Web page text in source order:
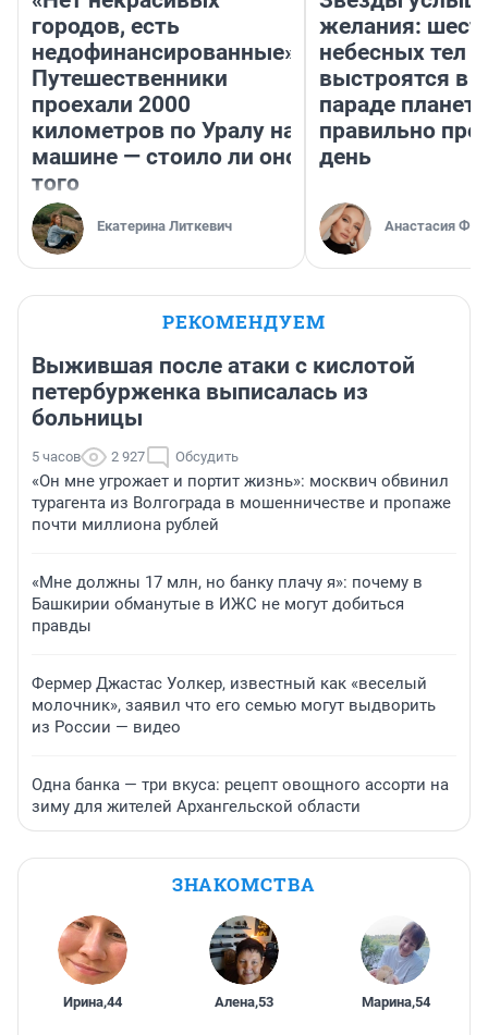
городов, есть
недофинансированные».
Путешественники
проехали 2000
километров по Уралу на
машине — стоило ли оно
того
Екатерина Литкевич
желания:
небесных тел
выстроятся в
параде планет
правильно
день
Анастасия
РЕКОМЕНДУЕМ
Выжившая после атаки с кислотой
петербурженка выписалась из
больницы
5 часов 2 927 Обсудить
«Он мне угрожает и портит жизнь»: москвич обвинил
турагента из Волгограда в мошенничестве и пропаже
почти миллиона рублей
«Мне должны 17 млн, но банку плачу я»: почему в
Башкирии обманутые в ИЖС не могут добиться
правды
Фермер Джастас Уолкер, известный как «веселый
молочник», заявил что его семью могут выдворить
из России — видео
Одна банка — три вкуса: рецепт овощного ассорти на
зиму для жителей Архангельской области
ЗНАКОМСТВА
Ирина,44 Алена,53 Марина,54